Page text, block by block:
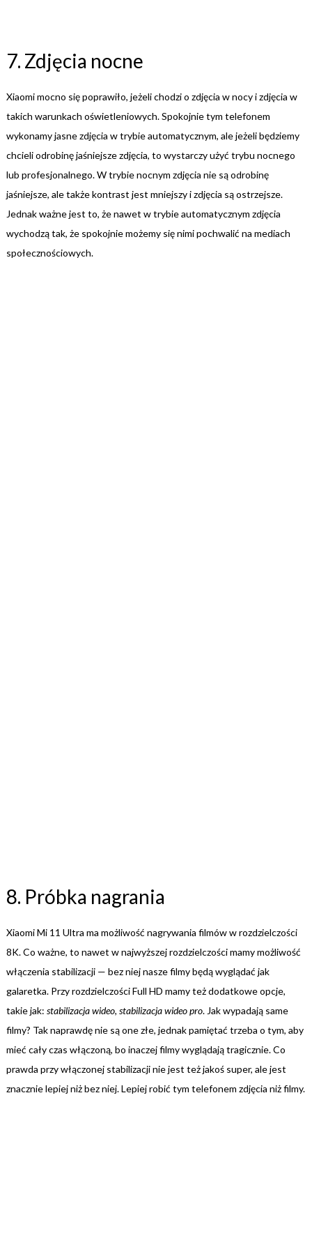
7. Zdjęcia nocne
Xiaomi mocno się poprawiło, jeżeli chodzi o zdjęcia w nocy i zdjęcia w
takich warunkach oświetleniowych. Spokojnie tym telefonem
wykonamy jasne zdjęcia w trybie automatycznym, ale jeżeli będziemy
chcieli odrobinę jaśniejsze zdjęcia, to wystarczy użyć trybu nocnego
lub profesjonalnego. W trybie nocnym zdjęcia nie są odrobinę
jaśniejsze, ale także kontrast jest mniejszy i zdjęcia są ostrzejsze.
Jednak ważne jest to, że nawet w trybie automatycznym zdjęcia
wychodzą tak, że spokojnie możemy się nimi pochwalić na mediach
społecznościowych.
8. Próbka nagrania
Xiaomi Mi 11 Ultra ma możliwość nagrywania filmów w rozdzielczości
8K. Co ważne, to nawet w najwyższej rozdzielczości mamy możliwość
włączenia stabilizacji — bez niej nasze filmy będą wyglądać jak
galaretka. Przy rozdzielczości Full HD mamy też dodatkowe opcje,
takie jak: stabilizacja wideo, stabilizacja wideo pro. Jak wypadają same
filmy? Tak naprawdę nie są one złe, jednak pamiętać trzeba o tym, aby
mieć cały czas włączoną, bo inaczej filmy wyglądają tragicznie. Co
prawda przy włączonej stabilizacji nie jest też jakoś super, ale jest
znacznie lepiej niż bez niej. Lepiej robić tym telefonem zdjęcia niż filmy.